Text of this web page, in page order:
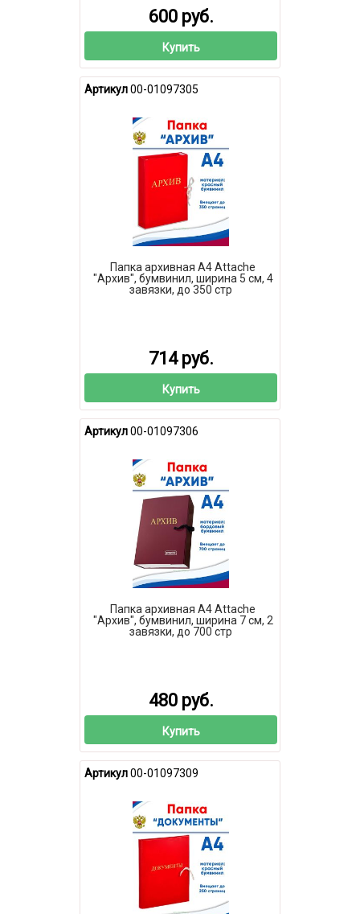
600 руб.
Купить
Артикул00-01097305
Папка архивная А4 Attache
"Архив", бумвинил, ширина 5 см, 4
завязки, до 350 стр
714 руб.
Купить
Артикул00-01097306
Папка архивная А4 Attache
"Архив", бумвинил, ширина 7 см, 2
завязки, до 700 стр
480 руб.
Купить
Артикул00-01097309